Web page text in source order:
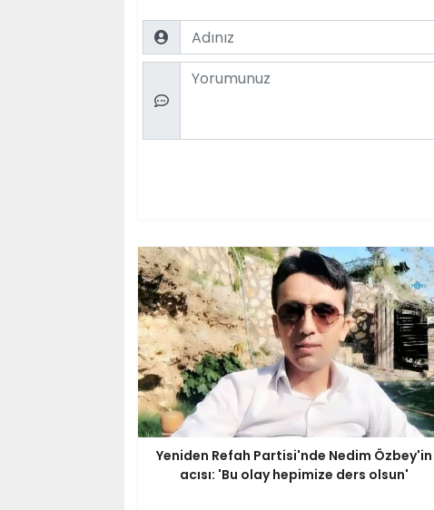
Name
Comment
Yeniden Refah Partisi'nde Nedim Özbey'in
acısı: 'Bu olay hepimize ders olsun'